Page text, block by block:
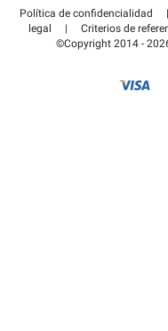
Pagar el aparcamiento
Guía de estacionamiento
Política de confidencialidad |
legal
| Criterios de
©Copyright 2014 -